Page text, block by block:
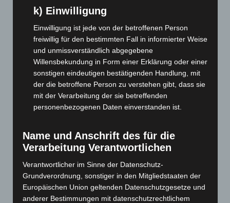
November 2025(114)
Oktober 2025(112)
September 2025(93)
August 2025
(90)
Juli 2025(90)
Juni 2025(103)
(112)
März 2025 (111)
Februar 2025(96)
Januar 2025(88)
Dezember 2024(89)
November 2024(94)
k) Einwilligung
Einwilligung ist jede von der betroffenen Person
freiwillig für den bestimmten Fall in informierter Weise
und unmissverständlich abgegebene
Willensbekundung in Form einer Erklärung oder einer
sonstigen eindeutigen bestätigenden Handlung, mit
der die betroffene Person zu verstehen gibt, dass sie
mit der Verarbeitung der sie betreffenden
personenbezogenen Daten einverstanden ist.
Name und Anschrift des für die
Verarbeitung Verantwortlichen
Verantwortlicher im Sinne der Datenschutz-
Grundverordnung, sonstiger in den Mitgliedstaaten der
Europäischen Union geltenden Datenschutzgesetze und
anderer Bestimmungen mit datenschutzrechtlichem